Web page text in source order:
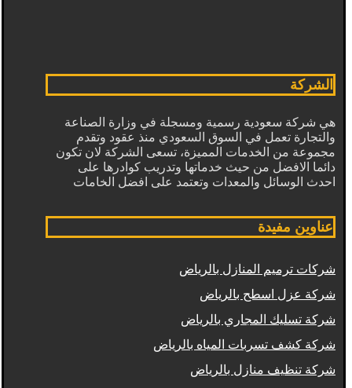
الشركة
هي شركة سعودية رسمية ومسجلة في وزارة الصناعة
والتجارة تعمل في السوق السعودي منذ عقود وتقدم
مجموعة من الخدمات المميزة، تسعى الشركة لان تكون
دائما الافضل من حيث خدماتها وتدريب كوادرها على
احدث الوسائل والمعدات وتعتمد على افضل الخامات
عناوين مفيدة
شركات ترميم المنازل بالرياض
شركة عزل اسطح بالرياض
شركة تسليك المجاري بالرياض
شركة كشف تسربات المياه بالرياض
شركة تنظيف منازل بالرياض